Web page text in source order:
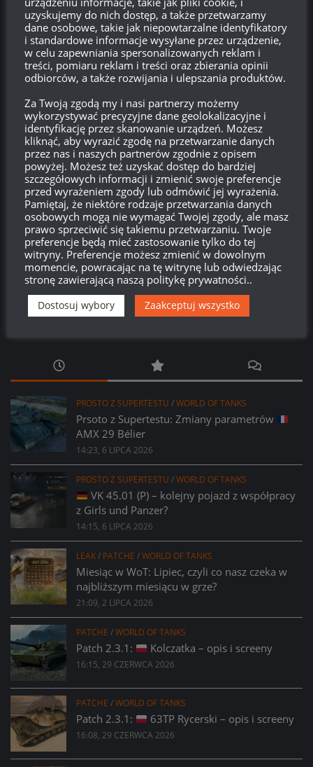
LOGOWANIE
Zarejestruj się
Kanał wpisów
Kanał komentarzy
WordPress.org
Brakwierzchołka drzewka od:
580
Dni
04
Godzin
35
Minut
45
Sekund
PROSTO Z SUPERTESTU /WORLD OF TANKS
Prsoto z Supertestu: Zmiany parametrów
AMX 29 Bélier
14:23, 6 LIPCA 2026
PROSTO Z SUPERTESTU /WORLD OF TANKS
VK 45.01 (P) – kolejny pojazd z współpracy
z Girls und Panzer?
14:15, 6 LIPCA 2026
LEAK/ PATCHE /WORLD OF TANKS
Miesiąc w WoT: Lipiec, czyli co nasz czeka w
najbliższym miesiącu w grze?
21:09, 2 LIPCA 2026
PATCHE /WORLD OF TANKS
Patch 2.3.1: Kolczatka – opis i screeny
16:15, 29 CZERWCA 2026
PATCHE /WORLD OF TANKS
Patch 2.3.1: 63TP Rycerski – opis i screeny
16:08, 29 CZERWCA 2026
uzyskujemy do nich dostęp, a także przetwarzamy
dane osobowe, takie jak niepowtarzalne identyfikatory
i standardowe informacje wysyłane przez urządzenie,
w celu zapewniania spersonalizowanych reklam i
treści, pomiaru reklam i treści oraz zbierania opinii
odbiorców, a także rozwijania i ulepszania produktów.
Za Twoją zgodą my i nasi partnerzy możemy
wykorzystywać precyzyjne dane geolokalizacyjne i
identyfikację przez skanowanie urządzeń. Możesz
kliknąć, aby wyrazić zgodę na przetwarzanie danych
przez nas i naszych partnerów zgodnie z opisem
powyżej. Możesz też uzyskać dostęp do bardziej
szczegółowych informacji i zmienić swoje preferencje
przed wyrażeniem zgody lub odmówić jej wyrażenia.
Pamiętaj, że niektóre rodzaje przetwarzania danych
osobowych mogą nie wymagać Twojej zgody, ale masz
prawo sprzeciwić się takiemu przetwarzaniu. Twoje
preferencje będą mieć zastosowanie tylko do tej
witryny. Preferencje możesz zmienić w dowolnym
momencie, powracając na tę witrynę lub odwiedzając
stronę zawierającą naszą politykę prywatności..
Dostosuj wybory Zaakceptuj wszystko